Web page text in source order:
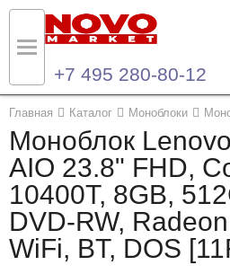
+7 495 280-80-12
Главная Каталог Моноблоки
Моноблок
AIO 23.8" FHD,
10400T, 8GB,
DVD-RW,
WiFi, BT, DOS
Назад
Каталог продукции
Ноутбуки и ультрабуки
Компьютеры
Назад
Контакты
Контактная информация